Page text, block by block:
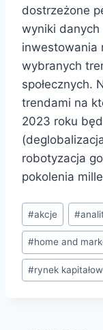
dostrzeżone
wyniki
inwestowania
wybranych
społecznych.
trendami na
2023 roku
robotyzacja
pokolenia
#akcje #
#home and
#rynek